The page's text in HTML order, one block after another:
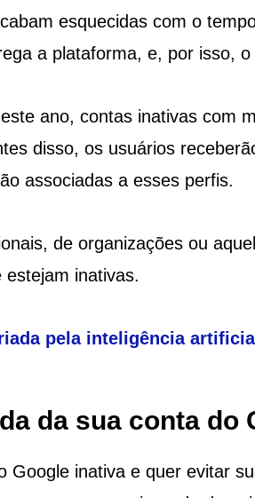
esquecidas com o
a plataforma, e, por isso,
ano, contas inativas com
disso, os usuários
associadas a esses perfis.
de organizações ou
inativas.
pela inteligência
da sua conta do
Google inativa e quer evitar